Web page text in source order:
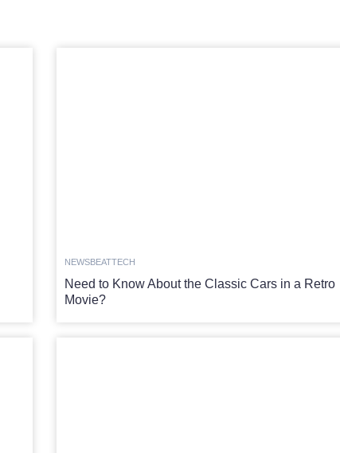
NEWSBEATTECH
Need to Know About the Classic Cars in a Retro
Movie?